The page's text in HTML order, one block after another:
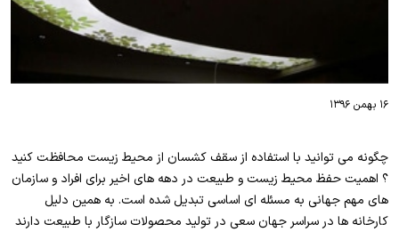
۱۶ بهمن ۱۳۹۶
چگونه می توانید با استفاده از سقف کشسان از محیط زیست محافظت کنید
؟ اهمیت حفظ محیط زیست و طبیعت در دهه های اخیر برای افراد و سازمان
های مهم جهانی به مسئله ای اساسی تبدیل شده است. به همین دلیل
کارخانه ها در سراسر جهان سعی در تولید محصولات سازگار با طبیعت دارند